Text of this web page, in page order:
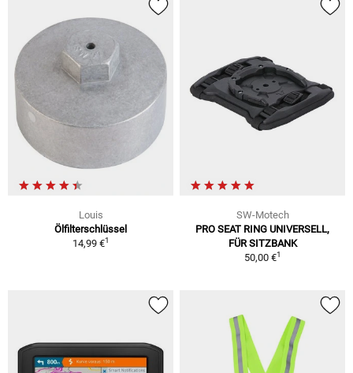
Louis
Ölfilterschlüssel
14,99 €1
SW-Motech
PRO SEAT RING UNIVERSELL,
FÜR SITZBANK
50,00 €1